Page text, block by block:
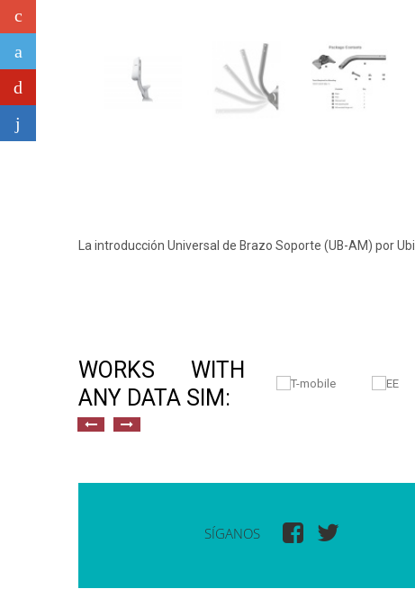
La introducción Universal de Brazo Soporte (UB-AM) por
WORKS WITH
ANY DATA SIM:
SÍGANOS